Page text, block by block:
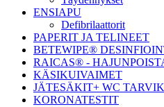
ENSIAPU
Defibrilaattorit
PAPERIT JA TELINEET
BETEWIPE®
RAICAS® -
KÄSIKUIVAIMET
JÄTESÄKIT+ WC
KORONATESTIT